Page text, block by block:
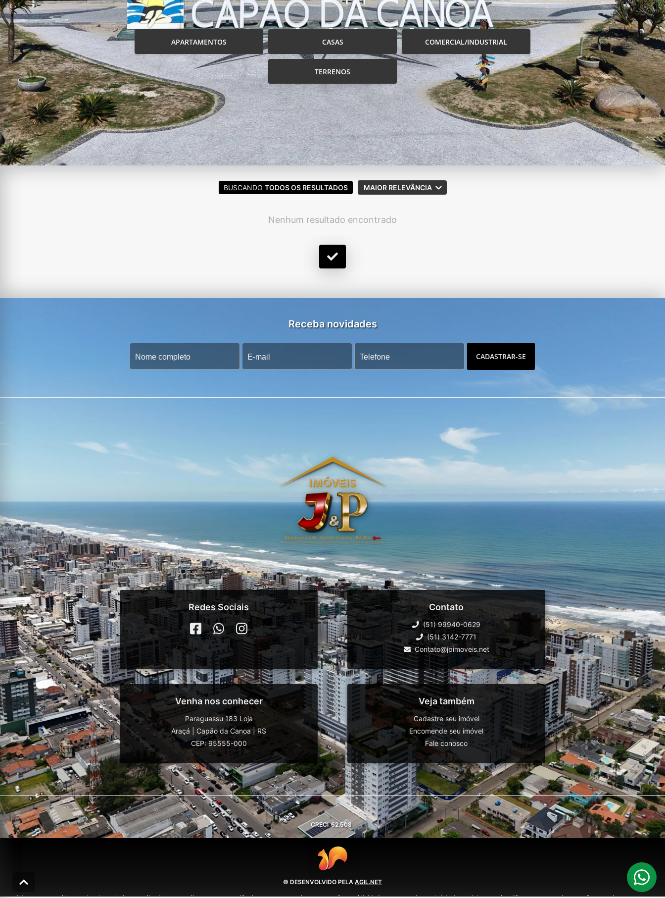
APARTAMENTOS CASAS COMERCIAL/INDUSTRIAL
TERRENOS
BUSCANDO TODOS OS RESULTADOS MAIOR RELEVÂNCIA
Nenhum resultado encontrado
Receba novidades
CADASTRAR-SE
Redes Sociais Contato
(51) 99940-0629
(51) 3142-7771
Contato@jpimoveis.net
Venha nos conhecer
Paraguassu 183 Loja
Araçá
Capão da Canoa | RS
CEP: 95555-000
Veja também
Cadastre seu imóvel
Encomende seu imóvel
Fale conosco
CRECI 62.508
© DESENVOLVIDO PELA AGIL.NET